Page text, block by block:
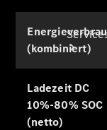
(kombiniert)
Ladezeit DC
10%-80% SOC
(netto)